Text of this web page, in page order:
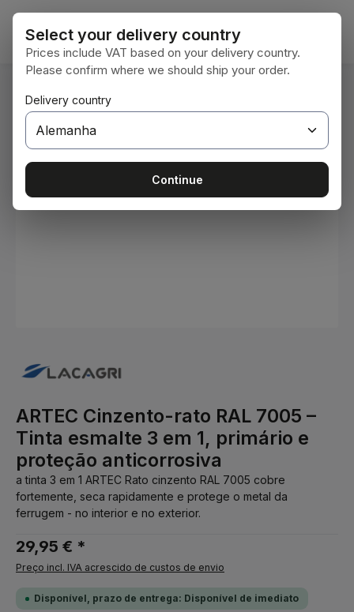
Ir para o conteúdo principal
Você está aqui: Home
ARTEC Cinzento-rato RAL 7005 –
Tinta esmalte 3 em 1, primário e
proteção anticorrosiva
a tinta 3 em 1 ARTEC Rato cinzento RAL 7005 cobre
fortemente, seca rapidamente e protege o metal da
ferrugem - no interior e no exterior.
29,95 € *
Preço incl. IVA acrescido de custos de envio
Disponível, prazo de entrega: Disponível de imediato
Select your delivery country
Prices include VAT based on your delivery country.
Please confirm where we should ship your order.
Delivery country
Continue